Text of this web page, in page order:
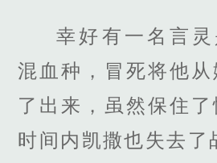
幸好有一名言
混血种，冒死将他
了出来，虽然保住
时间内凯撒也失去了